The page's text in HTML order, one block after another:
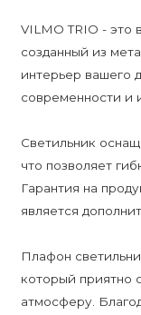
VILMO TRIO - это
созданный из
интерьер вашего
современности и
Светильник
что позволяет
Гарантия на
является
Плафон
который приятно
атмосферу.